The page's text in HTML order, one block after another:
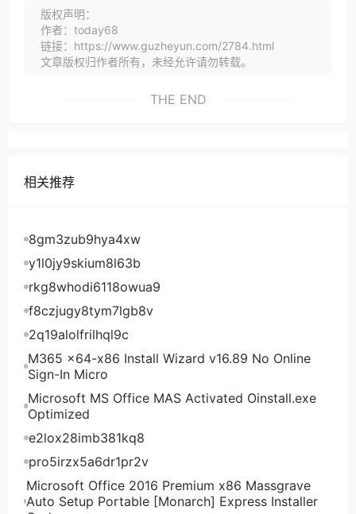
vpshostingservice机房测试
vpshostingservice美国洛杉矶机房测试IP：
192.210.149.203
107.173.229.130
版权声明：
作者：today68
链接：https://www.guzheyun.com/2784.html
文章版权归作者所有，未经允许请勿转载。
THE END
相关推荐
8gm3zub9hya4xw
y1l0jy9skium8l63b
rkg8whodi6118owua9
f8czjugy8tym7lgb8v
2q19alolfrilhql9c
M365 x64-x86 Install Wizard v16.89 No Online
Sign-In Micro
Microsoft MS Office MAS Activated Oinstall.exe
Optimized
e2lox28imb381kq8
pro5irzx5a6dr1pr2v
Microsoft Office 2016 Premium x86 Massgrave
Auto Setup Portable [Monarch] Express Installer